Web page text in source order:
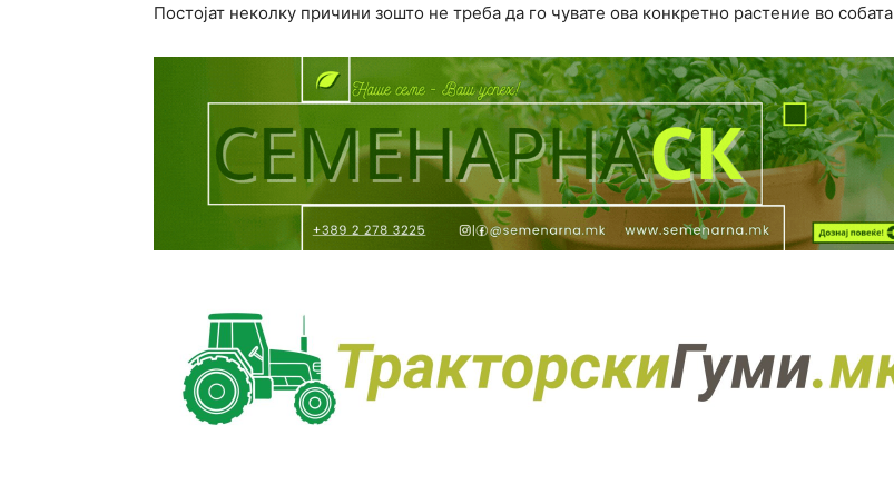
Постојат неколку причини зошто не треба да го чувате ова конкретно растение во собата